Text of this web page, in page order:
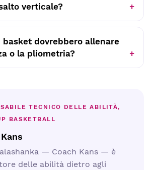
verticale?
basket dovrebbero allenare
o la pliometria?
TECNICO DELLE ABILITÀ,
BASKETBALL
— Coach Kans — è
delle abilità dietro agli